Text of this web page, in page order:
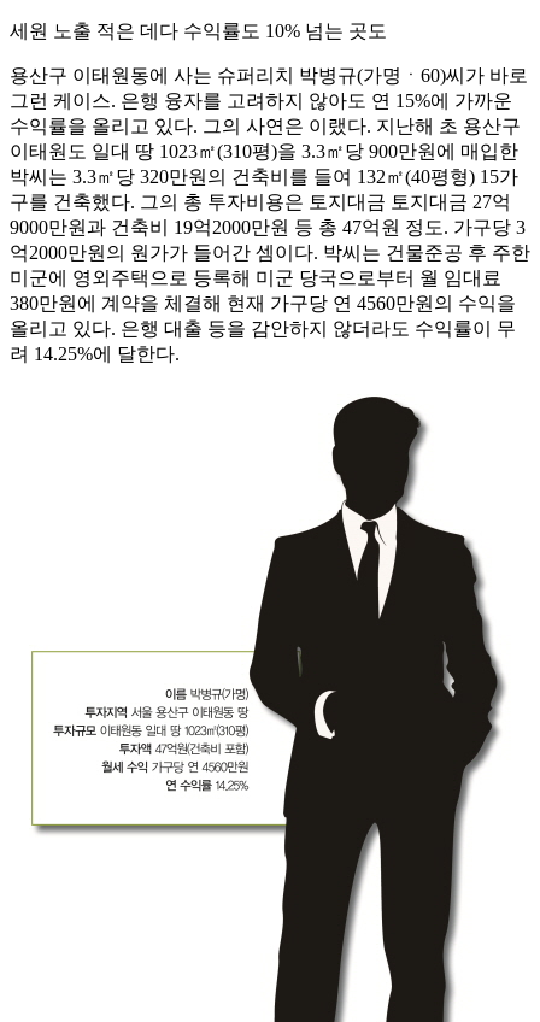
세원 노출 적은 데다 수익률도 10% 넘는 곳도
용산구 이태원동에 사는 슈퍼리치 박병규(가명ㆍ60)씨가 바로
그런 케이스. 은행 융자를 고려하지 않아도 연 15%에 가까운
수익률을 올리고 있다. 그의 사연은 이랬다. 지난해 초 용산구
이태원도 일대 땅 1023㎡(310평)을 3.3㎡당 900만원에 매입한
박씨는 3.3㎡당 320만원의 건축비를 들여 132㎡(40평형) 15가
구를 건축했다. 그의 총 투자비용은 토지대금 토지대금 27억
9000만원과 건축비 19억2000만원 등 총 47억원 정도. 가구당 3
억2000만원의 원가가 들어간 셈이다. 박씨는 건물준공 후 주한
미군에 영외주택으로 등록해 미군 당국으로부터 월 임대료
380만원에 계약을 체결해 현재 가구당 연 4560만원의 수익을
올리고 있다. 은행 대출 등을 감안하지 않더라도 수익률이 무
려 14.25%에 달한다.